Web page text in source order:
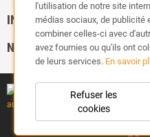
INFOS PRATIQUES
NOS CATÉGORIES
Copyright ©TUNEDYNAMIC| Tous
l'utilisation de notre site
médias sociaux, de publicité
combiner celles-ci avec
avez fournies ou qu'ils ont
de leurs services. En savoir
Refuser les
cookies